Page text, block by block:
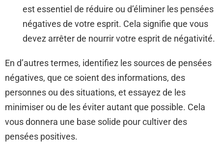
est essentiel de réduire ou d’éliminer les pensées
négatives de votre esprit. Cela signifie que vous
devez arrêter de nourrir votre esprit de négativité.
En d’autres termes, identifiez les sources de pensées
négatives, que ce soient des informations, des
personnes ou des situations, et essayez de les
minimiser ou de les éviter autant que possible. Cela
vous donnera une base solide pour cultiver des
pensées positives.